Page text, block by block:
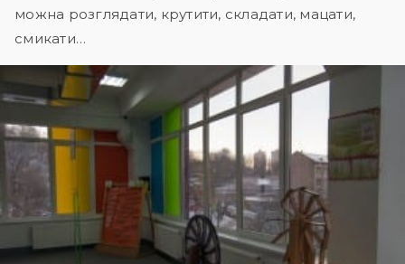
можна розглядати, крутити, складати, мацати,
смикати…